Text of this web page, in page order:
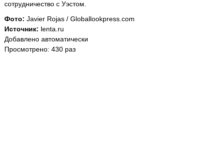
сотрудничество с Уэстом.
Фото: Javier Rojas / Globallookpress.com
Источник: lenta.ru
Добавлено автоматически
Просмотрено: 430 раз